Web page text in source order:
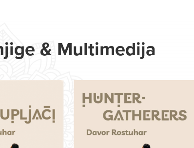
& Multimedija